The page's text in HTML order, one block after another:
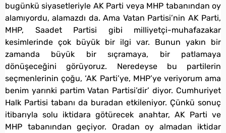
bugünkü siyasetleriyle AK Parti veya MHP tabanından oy
alamıyordu, alamazdı da. Ama Vatan Partisi’nin AK Parti,
MHP, Saadet Partisi gibi milliyetçi-muhafazakar
kesimlerinde çok büyük bir ilgi var. Bunun yakın bir
zamanda büyük bir sıçramaya, bir patlamaya
dönüşeceğini görüyoruz. Neredeyse bu partilerin
seçmenlerinin çoğu, ‘AK Parti’ye, MHP’ye veriyorum ama
benim yarınki partim Vatan Partisi’dir’ diyor. Cumhuriyet
Halk Partisi tabanı da buradan etkileniyor. Çünkü sonuç
itibarıyla solu iktidara götürecek anahtar, AK Parti ve
MHP tabanından geçiyor. Oradan oy almadan iktidar